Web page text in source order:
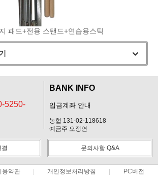
패드+전용 스탠드+연습용스틱
5250-
BANK INFO
입금계좌 안내
농협 131-02-118618
예금주 오정연
문의사항 Q&A
용약관 개인정보처리방침 PC버전